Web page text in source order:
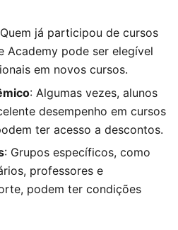
já participou de cursos
Academy pode ser elegível
em novos cursos.
: Algumas vezes, alunos
desempenho em cursos
ter acesso a descontos.
: Grupos específicos, como
professores e
podem ter condições